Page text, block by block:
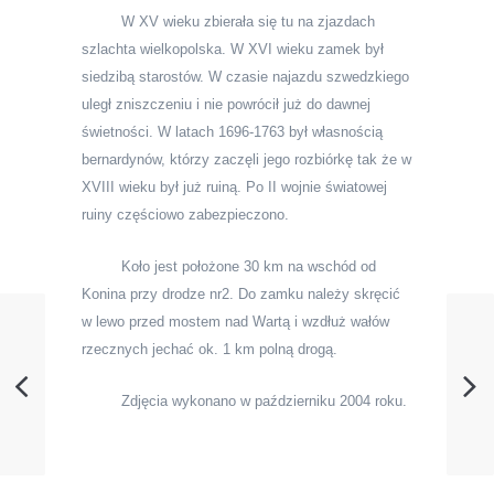
W XV wieku zbierała się tu na zjazdach
szlachta wielkopolska. W XVI wieku zamek był
siedzibą starostów. W czasie najazdu szwedzkiego
uległ zniszczeniu i nie powrócił już do dawnej
świetności. W latach 1696-1763 był własnością
bernardynów, którzy zaczęli jego rozbiórkę tak że w
XVIII wieku był już ruiną. Po II wojnie światowej
ruiny częściowo zabezpieczono.
Koło jest położone 30 km na wschód od
Konina przy drodze nr2. Do zamku należy skręcić
w lewo przed mostem nad Wartą i wzdłuż wałów
rzecznych jechać ok. 1 km polną drogą.
Zdjęcia wykonano w październiku 2004 roku.